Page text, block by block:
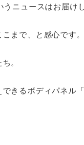
うニュースはお届け
で、と感心です。
。
きるボディパネル